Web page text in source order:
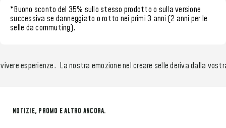
*Buono sconto del 35% sullo stesso prodotto o sulla versione
successiva se danneggiato o rotto nei primi 3 anni (2 anni per le
selle da commuting).
esperienze. La nostra emozione nel creare selle deriva dalla
NOTIZIE, PROMO E ALTRO ANCORA.